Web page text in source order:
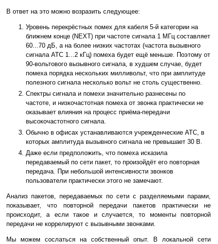
В ответ на это можно возразить следующее:
Уровень перекрёстных помех для кабеля 5-й категории на
ближнем конце (NEXT) при частоте сигнала 1 МГц составляет
60...70 дБ, а на более низких частотах (частота вызывного
сигнала АТС 1...2 кГц) помеха будет ещё меньше. Поэтому от
90-вольтового вызывного сигнала, в худшем случае, будет
помеха порядка нескольких милливольт, что при амплитуде
полезного сигнала несколько вольт не столь существенно.
Спектры сигнала и помехи значительно разнесены по
частоте, и низкочастотная помеха от звонка практически не
оказывает влияния на процесс приёма-передачи
высокочастотного сигнала.
Обычно в офисах устанавливаются учрежденческие АТС, в
которых амплитуда вызывного сигнала не превышает 30 В.
Даже если предположить, что помеха исказила
передаваемый по сети пакет, то произойдёт его повторная
передача. При небольшой интенсивности звонков
пользователи практически этого не замечают.
Анализ пакетов, передаваемых по сети с разделяемыми парами,
показывает, что повторной передачи пакетов практически не
происходит, а если такое и случается, то моменты повторной
передачи не коррелируют с вызывными звонками.
Мы можем сослаться на собственный опыт. В локальной сети